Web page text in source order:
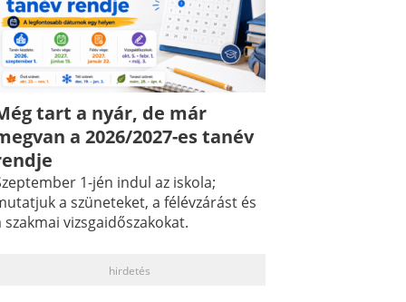
tart a nyár, de már
a 2026/2027-es tanév
1-jén indul az iskola;
a szüneteket, a félévzárást és
szakmai vizsgaidőszakokat.
hirdetés